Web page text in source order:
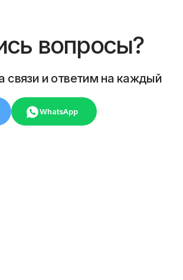
вопросы?
связи и ответим на каждый
WhatsApp